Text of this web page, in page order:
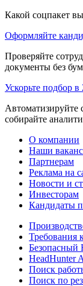
Какой соцпакет
Оформляйте
Проверяйте
документы без
Ускорьте подбор в
Автоматизируйте
собирайте
О компании
Наши
Партнерам
Реклама на
Новости и
Инвесторам
Кандидаты
Требования
Безопасный
HeadHunter
Поиск
Поиск по